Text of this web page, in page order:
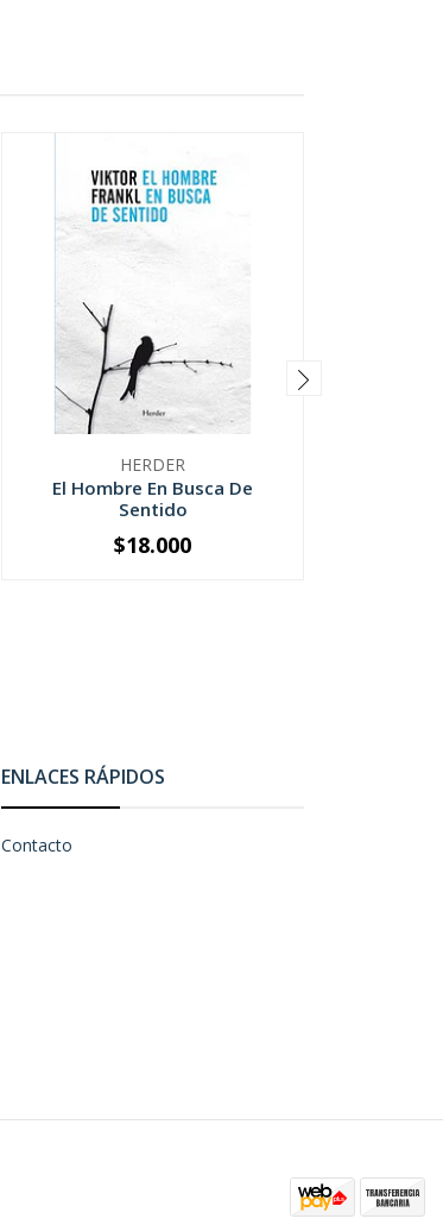
HERDER
El Hombre En Busca De
Sentido
+
$18.000
ENLACES RÁPIDOS
Contacto